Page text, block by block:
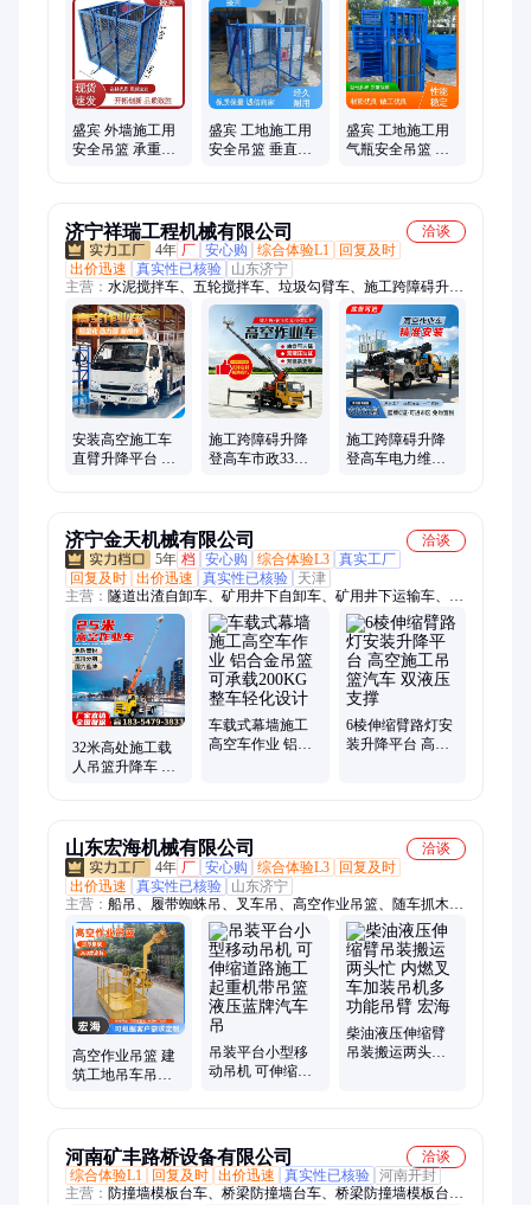
棚、塔吊围栏、气砖吊笼、装配式围挡、拒马、安全梯笼、切割
机防护罩、打灰马凳、焊渣接火斗、氧气存放棚、吊塔防攀爬、
电梯防护门
盛宾 外墙施工用
安全吊篮 承重力
盛宾 工地施工用
安全吊篮 垂直运
盛宾 工地施工用
气瓶安全吊篮 保
济宁祥瑞工程机械有限公司
洽谈
4年 厂 安心购 综合体验L1
回复及时
出价迅速
真实性已核验
山东济宁
主营： 水泥搅拌车、五轮搅拌车、垃圾勾臂车、施工跨障碍升降
登高车、污水处理车、混凝土搅拌车、干湿两用吸尘车
安装高空施工车
直臂升降平台 旋
施工跨障碍升降
登高车市政33米
施工跨障碍升降
登高车电力维护
济宁金天机械有限公司
洽谈
5年 档 安心购 综合体验L3 真实工厂
回复及时 出价迅速 真实性已核验
天津
主营： 隧道出渣自卸车、矿用井下自卸车、矿用井下运输车、矿
安车、矿安自卸车、矿用四不像车、矿用翻斗车、湿喷台车、湿
喷机、液压湿喷机、履带运输车、爬山虎履带车、矿山自卸车、
矿山运输车、混凝土湿喷台车、混凝土湿喷机、井下运矿车、巷
道运输车、引水洞运输车、矿安认证运输车、四不像矿用运输
车、地下自卸车、履带自卸车、矿山四不像车、履带车
32米高处施工载
人吊篮升降车 工
车载式幕墙施工
高空车作业 铝合
6棱伸缩臂路灯安
装升降平台 高空
山东宏海机械有限公司
洽谈
4年 厂 安心购 综合体验L3
回复及时
出价迅速
真实性已核验
山东济宁
主营： 船吊、履带蜘蛛吊、叉车吊、高空作业吊篮、随车抓木
机、车载吊机、三轮随车吊、折臂吊、履带随车吊、随车挖、吊
挖一体机、三轮吊车、固定挖臂、履带随车抓、三轮下葬车、高
空作业车、拖拉机吊钻一体机、克令吊、拖拉机平板吊、吊抓一
体机、履带运输车、四驱龙门吊下葬车、装载机抓木机、履带
吊、蓝牌随车吊、撬毛台车
高空作业吊篮 建
筑工地吊车吊框
吊装平台小型移
动吊机 可伸缩道
柴油液压伸缩臂
吊装搬运两头忙
河南矿丰路桥设备有限公司
洽谈
综合体验L1
回复及时 出价迅速 真实性已核验 河南开封
主营： 防撞墙模板台车、桥梁防撞墙台车、桥梁防撞墙模板台